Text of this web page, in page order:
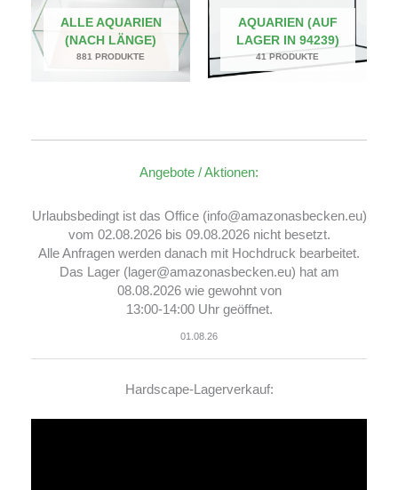
ALLE AQUARIEN
(NACH LÄNGE)
881 PRODUKTE
AQUARIEN (AUF
LAGER IN 94239)
41 PRODUKTE
Angebote / Aktionen:
Urlaubsbedingt ist das Office (info@amazonasbecken.eu)
vom 02.08.2026 bis 09.08.2026 nicht besetzt.
Alle Anfragen werden danach mit Hochdruck bearbeitet.
Das Lager (lager@amazonasbecken.eu) hat am
08.08.2026 wie gewohnt von
13:00-14:00 Uhr geöffnet.
01.08.26
Hardscape-Lagerverkauf: